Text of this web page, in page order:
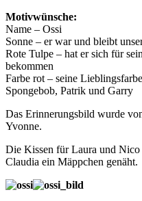
Motivwünsche:
Name – Ossi
Sonne – er war und bleibt
Rote Tulpe – hat er sich für
bekommen
Farbe rot – seine Lieblingsfarbe
Spongebob, Patrik und Garry
Das Erinnerungsbild wurde
Yvonne.
Die Kissen für Laura und Nico
Claudia ein Mäppchen genäht.